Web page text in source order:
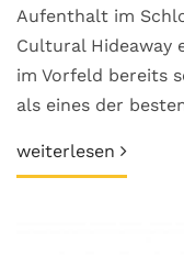
Aufenthalt im
Cultural Hideaway
im Vorfeld bereits
als eines der
weiterlesen